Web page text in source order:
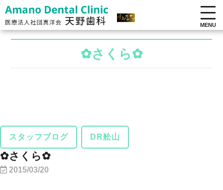
MENU
✿さくら✿
スタッフブログ DR舩山
✿さくら✿
2015/03/20